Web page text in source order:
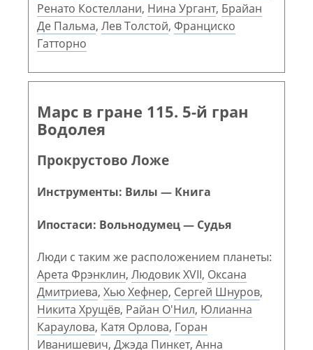
Ренато Костеллани, Нина Ургант, Брайан
Де Пальма, Лев Толстой, Франциско
Гатторно
Марс в гране 115. 5-й гран
Водолея
Прокрустово Ложе
Инструменты: Вилы — Книга
Ипостаси: Вольнодумец — Судья
Люди с таким же расположением планеты:
Арета Фрэнклин, Людовик XVII, Оксана
Дмитриева, Хью Хефнер, Сергей Шнуров,
Никита Хрущёв, Райан О'Нил, Юлианна
Караулова, Катя Орлова, Горан
Иванишевич, Джэда Пинкет, Анна